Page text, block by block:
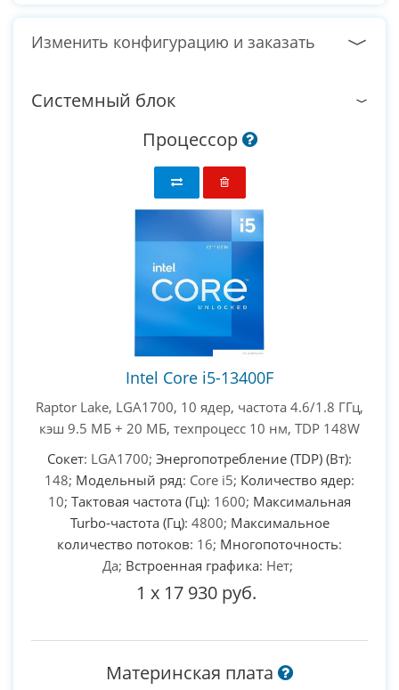
Изменить конфигурацию и заказать
Системный блок
Процессор
Intel Core i5-13400F
Raptor Lake, LGA1700, 10 ядер, частота 4.6/1.8 ГГц,
кэш 9.5 МБ + 20 МБ, техпроцесс 10 нм, TDP 148W
Сокет: LGA1700; Энергопотребление (TDP) (Вт):
148; Модельный ряд: Core i5; Количество ядер:
10; Тактовая частота (Гц): 1600; Максимальная
Turbo-частота (Гц): 4800; Максимальное
количество потоков: 16; Многопоточность:
Да; Встроенная графика: Нет;
1 x 17 930 руб.
Материнская плата